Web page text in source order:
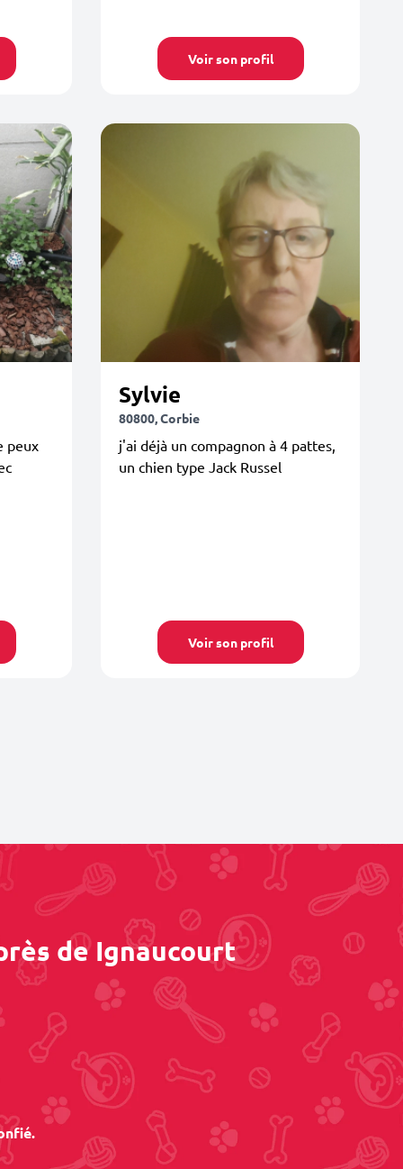
Voir son profil
peux
Sylvie
80800, Corbie
j'ai déjà un compagnon à 4 pattes,
un chien type Jack Russel
Voir son profil
de Ignaucourt